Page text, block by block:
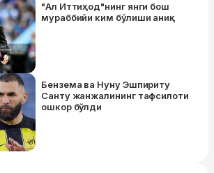
"Ал Иттиҳод"нинг янги бош
мураббийи ким бўлиши аниқ
Бензема ва Нуну Эшпириту
Санту жанжалининг тафсилоти
ошкор бўлди